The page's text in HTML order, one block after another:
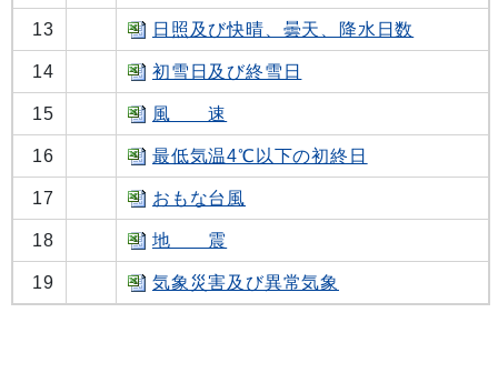
13 日照及び快晴、曇天、降水日数
14 初雪日及び終雪日
15 風 速
16 最低気温4℃以下の初終日
17 おもな台風
18 地 震
19 気象災害及び異常気象